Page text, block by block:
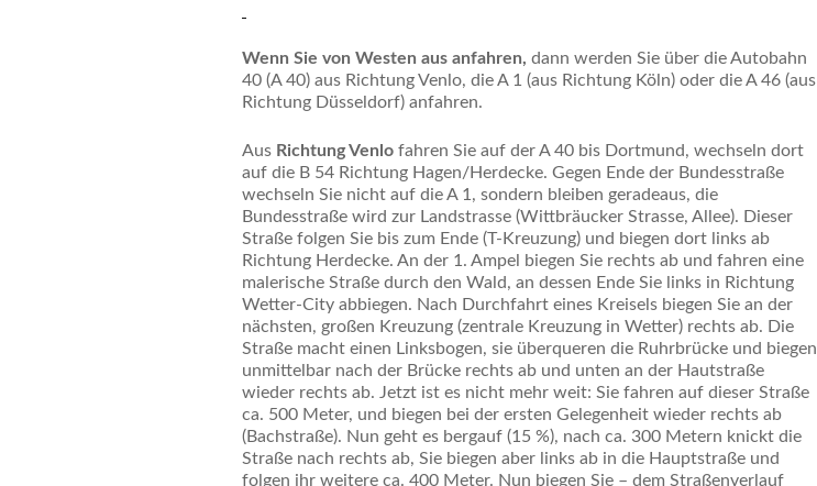
Wenn Sie von Westen aus anfahren, dann werden Sie über die Autobahn
40 (A 40) aus Richtung Venlo, die A 1 (aus Richtung Köln) oder die A 46 (aus
Richtung Düsseldorf) anfahren.
Aus Richtung Venlo fahren Sie auf der A 40 bis Dortmund, wechseln dort
auf die B 54 Richtung Hagen/Herdecke. Gegen Ende der Bundesstraße
wechseln Sie nicht auf die A 1, sondern bleiben geradeaus, die
Bundesstraße wird zur Landstrasse (Wittbräucker Strasse, Allee). Dieser
Straße folgen Sie bis zum Ende (T-Kreuzung) und biegen dort links ab
Richtung Herdecke. An der 1. Ampel biegen Sie rechts ab und fahren eine
malerische Straße durch den Wald, an dessen Ende Sie links in Richtung
Wetter-City abbiegen. Nach Durchfahrt eines Kreisels biegen Sie an der
nächsten, großen Kreuzung (zentrale Kreuzung in Wetter) rechts ab. Die
Straße macht einen Linksbogen, sie überqueren die Ruhrbrücke und biegen
unmittelbar nach der Brücke rechts ab und unten an der Hautstraße
wieder rechts ab. Jetzt ist es nicht mehr weit: Sie fahren auf dieser Straße
ca. 500 Meter, und biegen bei der ersten Gelegenheit wieder rechts ab
(Bachstraße). Nun geht es bergauf (15 %), nach ca. 300 Metern knickt die
Straße nach rechts ab, Sie biegen aber links ab in die Hauptstraße und
folgen ihr weitere ca. 400 Meter. Nun biegen Sie – dem Straßenverlauf